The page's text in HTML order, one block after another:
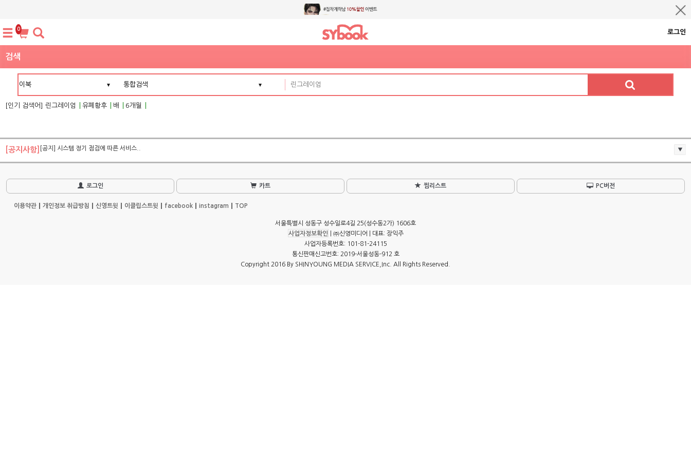
0 로그인
검색
[인기 검색어] 린그레이엄 유폐황후 배 6개월
[공지사항] [공지] 시스템 정기 점검에 따른 서비스..
로그인 카트 찜리스트 PC버전
이용약관 개인정보 취급방침 신영트윗 이클립스트윗 facebook instagram TOP
서울특별시 성동구 성수일로4길 25(성수동2가) 1606호
사업자정보확인
| ㈜신영미디어 | 대표: 장익주
사업자등록번호: 101-81-24115
통신판매신고번호: 2019-서울성동-912 호
Copyright 2016 By SHINYOUNG MEDIA SERVICE,Inc. All Rights Reserved.